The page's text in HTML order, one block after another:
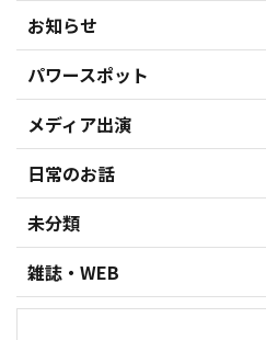
お知らせ
パワースポット
メディア出演
日常のお話
未分類
雑誌・WEB